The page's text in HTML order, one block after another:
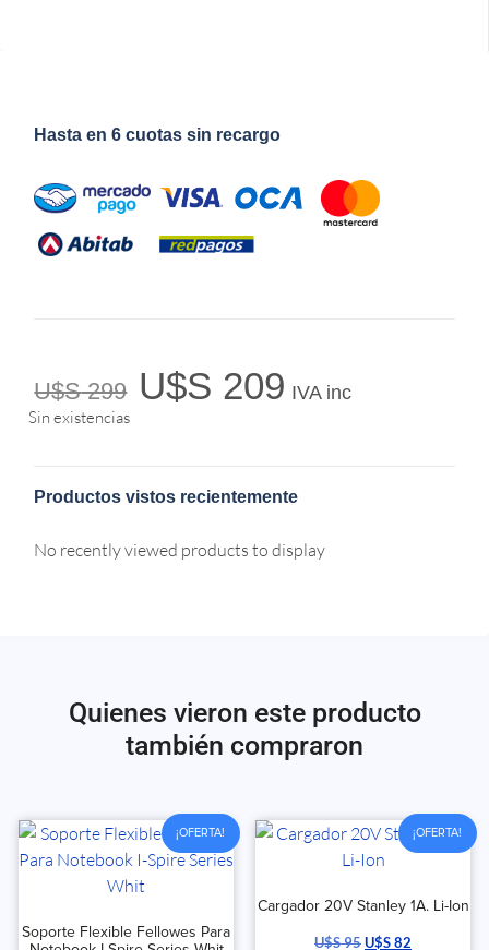
Hasta en 6 cuotas sin recargo
U$S299 U$S 209 IVA inc
Sin existencias
Productos vistos recientemente
No recently viewed products to display
Quienes vieron este producto
también compraron
¡OFERTA!
Soporte Flexible Fellowes Para
¡OFERTA!
Cargador 20V Stanley 1A. Li-Ion
U$S95U$S82